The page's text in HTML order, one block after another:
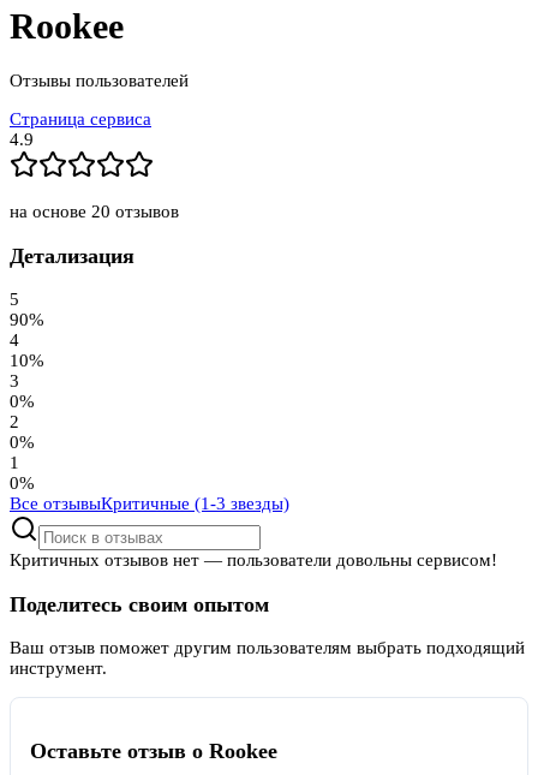
Rookee
Отзывы пользователей
Страница сервиса
4.9
на основе 20 отзывов
Детализация
5
90%
4
10%
3
0%
2
0%
1
0%
Все отзывыКритичные (1-3 звезды)
Критичных отзывов нет — пользователи довольны сервисом!
Поделитесь своим опытом
Ваш отзыв поможет другим пользователям выбрать подходящий
инструмент.
Оставьте отзыв о Rookee